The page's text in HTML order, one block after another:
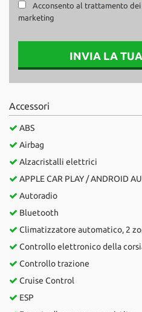
Acconsento al trattamento
marketing
INVIA LA
Accessori
ABS
Airbag
Alzacristalli elettrici
APPLE CAR PLAY / ANDROID
Autoradio
Bluetooth
Climatizzatore automatico, 2
Controllo elettronico della
Controllo trazione
Cruise Control
ESP